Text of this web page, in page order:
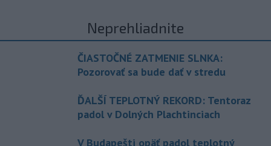
Neprehliadnite
ČIASTOČNÉ ZATMENIE SLNKA:
Pozorovať sa bude dať v stredu
ĎALŠÍ TEPLOTNÝ REKORD: Tentoraz
padol v Dolných Plachtinciach
V Budapešti opäť padol teplotný